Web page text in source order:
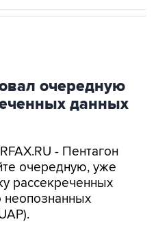
очередную
данных
- Пентагон
рассекреченных
неопознанных
пятую часть